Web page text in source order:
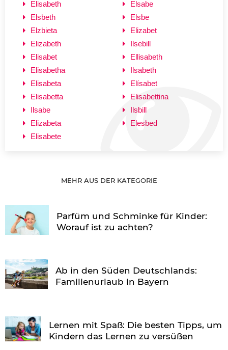
Elisabeth
Elsbeth
Elzbieta
Elizabeth
Elisabet
Elisabetha
Elisabeta
Elisabetta
Ilsabe
Elizabeta
Elisabete
Elsabe
Elsbe
Elizabet
Ilsebill
Ellisabeth
Ilsabeth
Elísabet
Elisabettina
Ilsbill
Elesbed
MEHR AUS DER KATEGORIE
Parfüm und Schminke für Kinder:
Worauf ist zu achten?
Ab in den Süden Deutschlands:
Familienurlaub in Bayern
Lernen mit Spaß: Die besten Tipps, um
Kindern das Lernen zu versüßen